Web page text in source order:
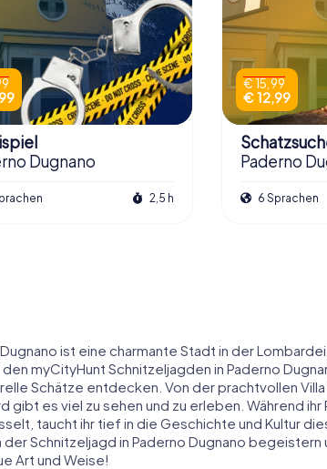
Dugnano
2,5 h
€ 15,99
€ 12,99
Paderno
6 Sprachen
ist eine charmante Stadt in der
myCityHunt Schnitzeljagden in Paderno
Schätze entdecken. Von der prachtvollen
gibt es viel zu sehen und zu erleben. Während
taucht ihr tief in die Geschichte und Kultur
der Schnitzeljagd in Paderno Dugnano
Art und Weise!